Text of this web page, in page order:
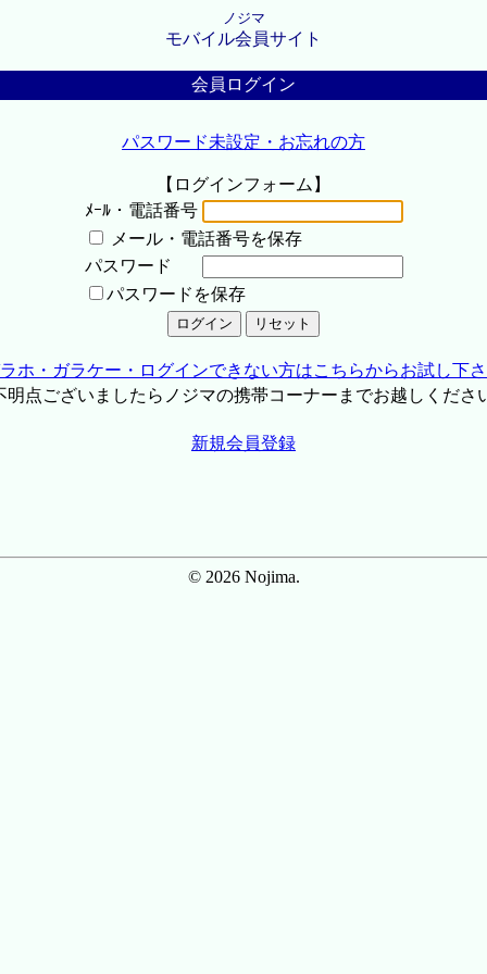
ノジマ
モバイル会員サイト
会員ログイン
パスワード未設定・お忘れの方
【ログインフォーム】
ﾒｰﾙ・電話番号
メール・電話番号を保存
パスワード
パスワードを保存
ホ・ガラケー・ログインできない方はこちらからお試し下
点ございましたらノジマの携帯コーナーまでお越しくださ
新規会員登録
© 2026 Nojima.